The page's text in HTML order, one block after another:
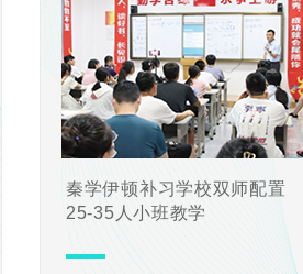
秦学伊顿补习学校双师配置
25-35人小班教学